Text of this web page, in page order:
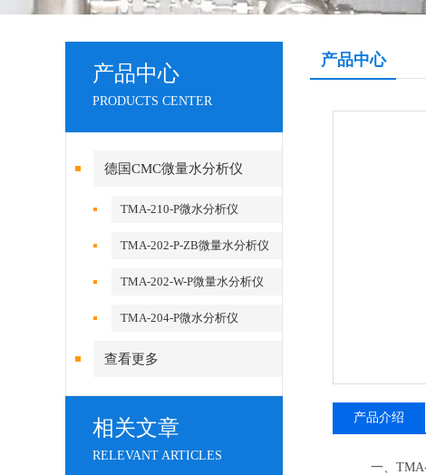
产品中心
PRODUCTS CENTER
德国CMC微量水分析仪
TMA-210-P微水分析仪
TMA-202-P-ZB微量水分析仪
TMA-202-W-P微量水分析仪
TMA-204-P微水分析仪
查看更多
相关文章
RELEVANT ARTICLES
产品中心
产品介绍
一、TMA-